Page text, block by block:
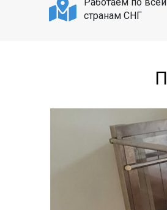
странам СНГ